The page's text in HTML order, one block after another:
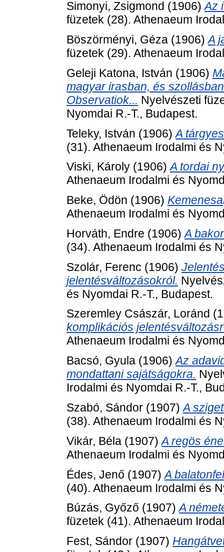
Simonyi, Zsigmond (1906)Az
füzetek (28). Athenaeum
Böszörményi, Géza (1906)A
füzetek (29). Athenaeum
Geleji Katona, István (1906)
magyar irasban, és
Observatiok... Nyelvészeti
Nyomdai R.-T., Budapest.
Teleky, István (1906)A
(31). Athenaeum Irodalmi és
Viski, Károly (1906)A tordai
Athenaeum Irodalmi és
Beke, Ödön (1906)
Athenaeum Irodalmi és
Horváth, Endre (1906)A
(34). Athenaeum Irodalmi és
Szolár, Ferenc (1906)
jelentésváltozásokról.
és Nyomdai R.-T., Budapest.
Szeremley Császár, Loránd
komplikációs
Athenaeum Irodalmi és
Bacsó, Gyula (1906)Az
mondattani sajátságokra.
Irodalmi és Nyomdai R.-T.,
Szabó, Sándor (1907)A
(38). Athenaeum Irodalmi és
Vikár, Béla (1907)A regös
Athenaeum Irodalmi és
Édes, Jenő (1907)A
(40). Athenaeum Irodalmi és
Búzás, Győző (1907)A
füzetek (41). Athenaeum
Fest, Sándor (1907)